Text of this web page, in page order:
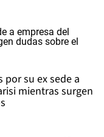
por su ex sede a
mientras surgen